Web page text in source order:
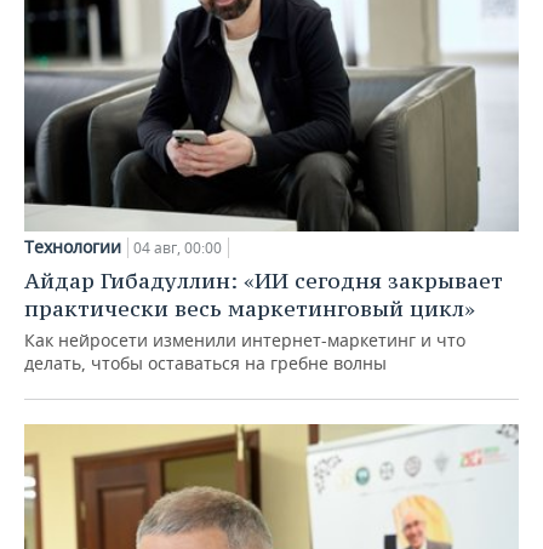
Технологии 04 авг, 00:00
Айдар Гибадуллин: «ИИ сегодня закрывает
практически весь маркетинговый цикл»
Как нейросети изменили интернет-маркетинг и что
делать, чтобы оставаться на гребне волны